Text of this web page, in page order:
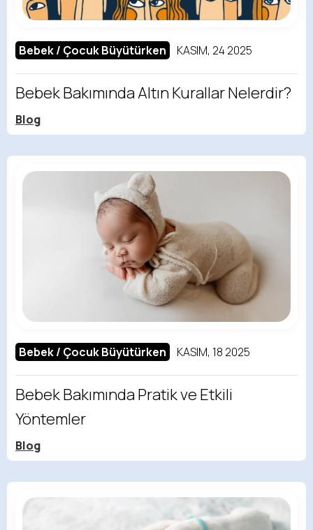
Bebek / Çocuk Büyütürken KASIM, 24 2025
Bebek Bakımında Altın Kurallar Nelerdir?
Blog
Bebek / Çocuk Büyütürken KASIM, 18 2025
Bebek Bakımında Pratik ve Etkili
Yöntemler
Blog